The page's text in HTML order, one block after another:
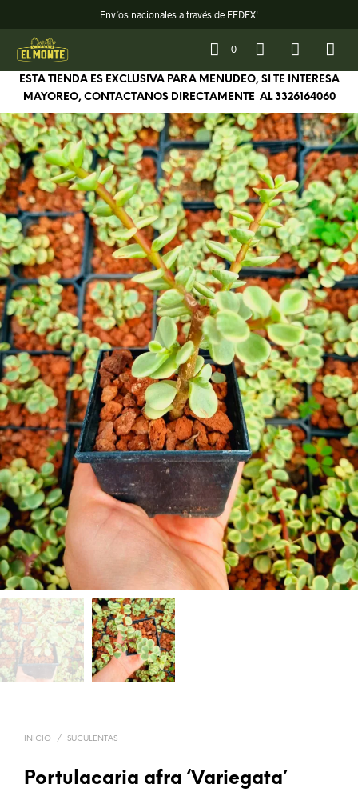
Envíos nacionales a través de FEDEX!
0
ESTA TIENDA ES EXCLUSIVA PARA MENUDEO, SI TE INTERESA
MAYOREO, CONTACTANOS DIRECTAMENTE AL3326164060
INICIO / SUCULENTAS
Portulacaria afra ‘Variegata’